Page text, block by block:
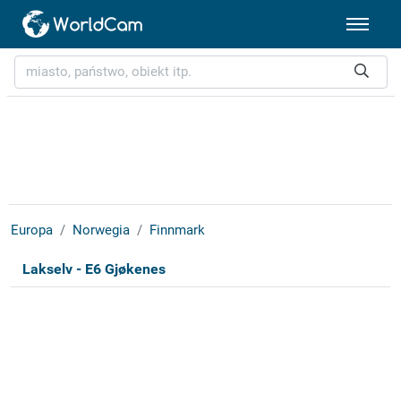
Europa Norwegia Finnmark
Lakselv - E6 Gjøkenes